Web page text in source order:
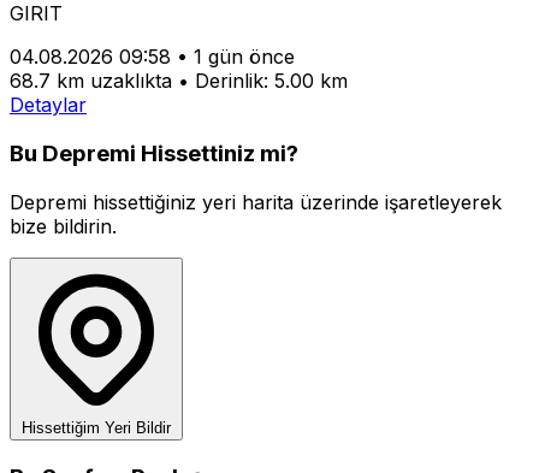
GIRIT
04.08.2026 09:58 • 1 gün önce
68.7 km uzaklıkta • Derinlik: 5.00 km
Detaylar
Bu Depremi Hissettiniz mi?
Depremi hissettiğiniz yeri harita üzerinde işaretleyerek
bize bildirin.
Hissettiğim Yeri Bildir